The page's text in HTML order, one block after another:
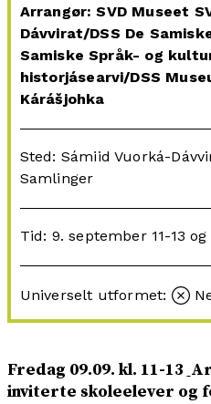
Arrangør: SVD Museet
Dávvirat/DSS De
Samiske Språk- og
historjásearvi/DSS
Kárášjohka
Sted: Sámiid Vuorká-
Samlinger
Tid: 9. september 11-13
Universelt utformet:
Fredag 09.09. kl. 11-13
inviterte skoleelever og